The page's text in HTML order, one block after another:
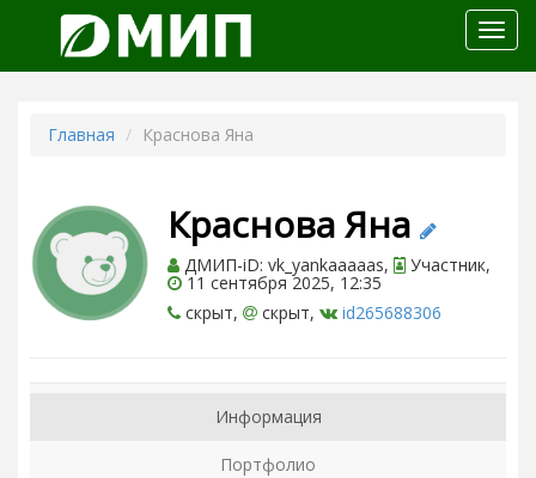
меню
Главная Краснова Яна
Краснова Яна
ДМИП-iD: vk_yankaaaaas, Участник,
11 сентября 2025, 12:35
скрыт,
скрыт, id265688306
Информация
Портфолио